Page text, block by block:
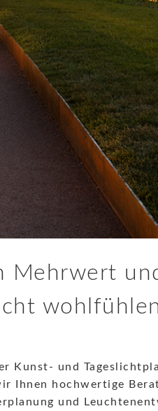
Mehrwert
Kunst- und
Ihnen hochwertige
und